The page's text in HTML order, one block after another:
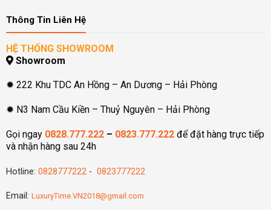
Thông Tin Liên Hệ
HỆ THỐNG SHOWROOM
Showroom
✹ 222 Khu TDC An Hồng – An Dương – Hải Phòng
✹ N3 Nam Cầu Kiền – Thuỷ Nguyên – Hải Phòng
Gọi ngay 0828.777.222– 0823.777.222để đặt hàng trực tiếp
và nhận hàng sau 24h
Hotline: 0828777222- 0823777222
Email: LuxuryTime.VN2018@gmail.com